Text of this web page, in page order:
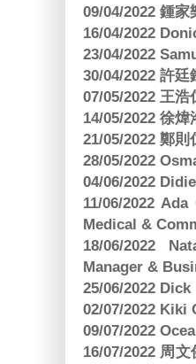
09/04/2022 鍾
16/04/2022
23/04/2022
30/04/2022 許
07/05/2022 王
14/05/2022 徐
21/05/2022 鄭
28/05/2022
04/06/2022
11/06/2022
Medical &
18/06/2022
Manager &
25/06/2022
02/07/2022 Kiki
09/07/2022
16/07/2022 周